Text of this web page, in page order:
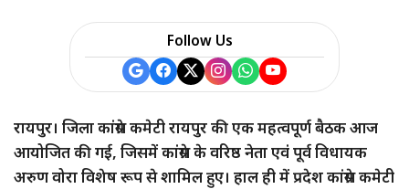
Follow Us
रायपुर। जिला कांग्रेस कमेटी रायपुर की एक महत्वपूर्ण बैठक आज
आयोजित की गई, जिसमें कांग्रेस के वरिष्ठ नेता एवं पूर्व विधायक
अरुण वोरा विशेष रूप से शामिल हुए। हाल ही में प्रदेश कांग्रेस कमेटी